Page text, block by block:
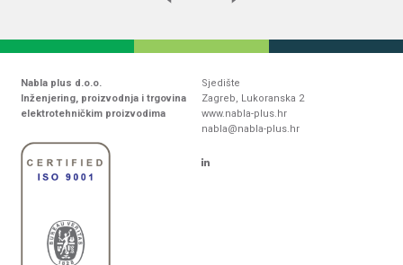
Nabla plus d.o.o.
Inženjering, proizvodnja i trgovina
elektrotehničkim proizvodima
Sjedište
Zagreb, Lukoranska 2
www.nabla-plus.hr
nabla@nabla-plus.hr